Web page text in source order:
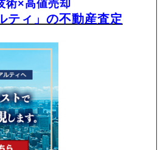
術×高値売却
ティ」の不動産査定